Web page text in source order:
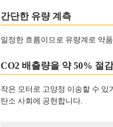
간단한 유량 계측
일정한 흐름이므로 유량계로 약
CO2 배출량을 약 50% 절
작은 모터로 고양정 이송할 수 있
탄소 사회에 공헌합니다.